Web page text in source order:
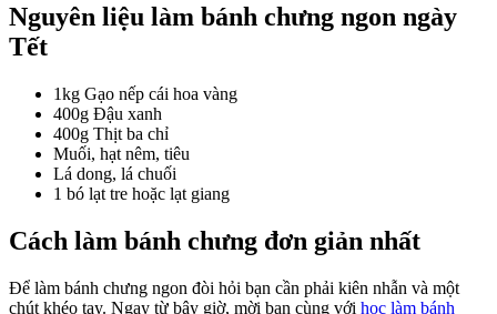
Nguyên liệu làm bánh chưng ngon ngày
Tết
1kg Gạo nếp cái hoa vàng
400g Đậu xanh
400g Thịt ba chỉ
Muối, hạt nêm, tiêu
Lá dong, lá chuối
1 bó lạt tre hoặc lạt giang
Cách làm bánh chưng đơn giản nhất
Để làm bánh chưng ngon đòi hỏi bạn cần phải kiên nhẫn và một
chút khéo tay. Ngay từ bây giờ, mời bạn cùng với học làm bánh